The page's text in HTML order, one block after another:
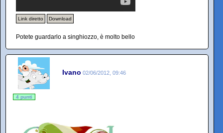
Link diretto Download
Potete guardarlo a singhiozzo, è molto bello
Ivano 02/06/2012, 09:46
4 punti